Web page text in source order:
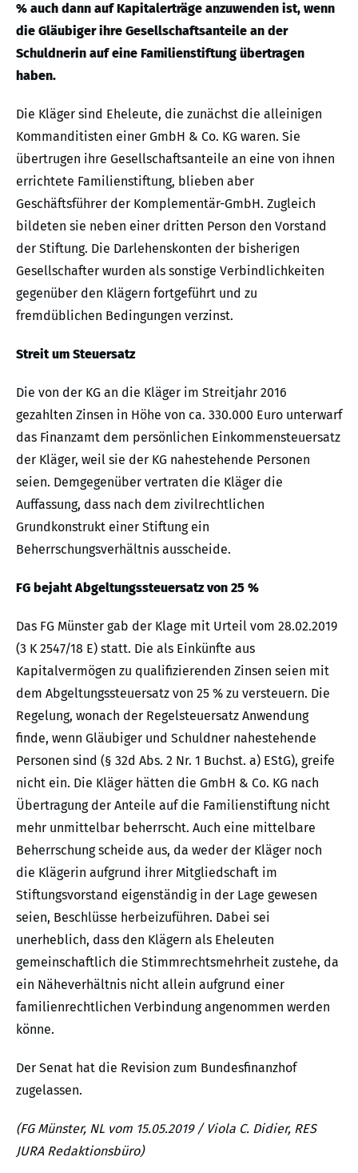
% auch dann auf Kapitalerträge anzuwenden ist, wenn
die Gläubiger ihre Gesellschaftsanteile an der
Schuldnerin auf eine Familienstiftung übertragen
haben.
Die Kläger sind Eheleute, die zunächst die alleinigen
Kommanditisten einer GmbH & Co. KG waren. Sie
übertrugen ihre Gesellschaftsanteile an eine von ihnen
errichtete Familienstiftung, blieben aber
Geschäftsführer der Komplementär-GmbH. Zugleich
bildeten sie neben einer dritten Person den Vorstand
der Stiftung. Die Darlehenskonten der bisherigen
Gesellschafter wurden als sonstige Verbindlichkeiten
gegenüber den Klägern fortgeführt und zu
fremdüblichen Bedingungen verzinst.
Streit um Steuersatz
Die von der KG an die Kläger im Streitjahr 2016
gezahlten Zinsen in Höhe von ca. 330.000 Euro unterwarf
das Finanzamt dem persönlichen Einkommensteuersatz
der Kläger, weil sie der KG nahestehende Personen
seien. Demgegenüber vertraten die Kläger die
Auffassung, dass nach dem zivilrechtlichen
Grundkonstrukt einer Stiftung ein
Beherrschungsverhältnis ausscheide.
FG bejaht Abgeltungssteuersatz von 25 %
Das FG Münster gab der Klage mit Urteil vom 28.02.2019
(3 K 2547/18 E) statt. Die als Einkünfte aus
Kapitalvermögen zu qualifizierenden Zinsen seien mit
dem Abgeltungssteuersatz von 25 % zu versteuern. Die
Regelung, wonach der Regelsteuersatz Anwendung
finde, wenn Gläubiger und Schuldner nahestehende
Personen sind (§ 32d Abs. 2 Nr. 1 Buchst. a) EStG), greife
nicht ein. Die Kläger hätten die GmbH & Co. KG nach
Übertragung der Anteile auf die Familienstiftung nicht
mehr unmittelbar beherrscht. Auch eine mittelbare
Beherrschung scheide aus, da weder der Kläger noch
die Klägerin aufgrund ihrer Mitgliedschaft im
Stiftungsvorstand eigenständig in der Lage gewesen
seien, Beschlüsse herbeizuführen. Dabei sei
unerheblich, dass den Klägern als Eheleuten
gemeinschaftlich die Stimmrechtsmehrheit zustehe, da
ein Näheverhältnis nicht allein aufgrund einer
familienrechtlichen Verbindung angenommen werden
könne.
Der Senat hat die Revision zum Bundesfinanzhof
zugelassen.
(FG Münster, NL vom 15.05.2019 / Viola C. Didier, RES
JURA Redaktionsbüro)